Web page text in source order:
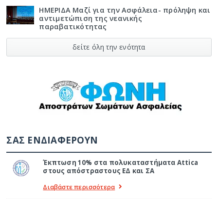
ΗΜΕΡΙΔΑ Μαζί για την Ασφάλεια- πρόληψη και
αντιμετώπιση της νεανικής
παραβατικότητας
δείτε όλη την ενότητα
ΣΑΣ ΕΝΔΙΑΦΕΡΟΥΝ
Έκπτωση 10% στα πολυκαταστήματα Attica
στους απόστραστους ΕΔ και ΣΑ
Διαβάστε περισσότερα